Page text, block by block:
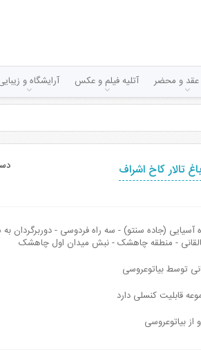
عقد و محضر آتلیه فیلم و عکس آرایشگاه و
باغ تالار کاخ اشراف
آسیایی (جاده سنتو) - سه راه فردوسی - دوربرگردان
- منطقه چاهشک - نبش میدان اول چاهشک
توسط بیاتوعروسی
قابلیت کنسلی دارد
از بیاتوعروسی